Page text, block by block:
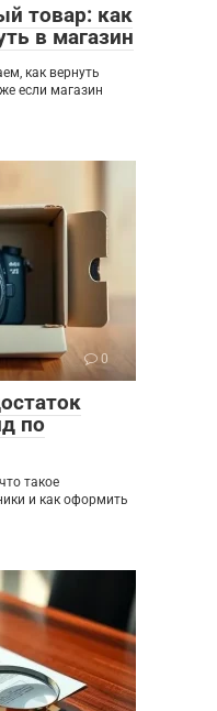
товар: как
в магазин
как вернуть
если магазин
0
по
такое
и как оформить